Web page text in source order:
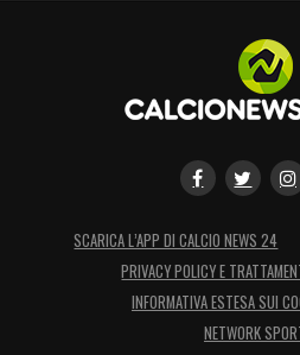
SCARICA L’APP DI CALCIO NEWS 24
PRIVACY POLICY E
INFORMATIVA ESTESA SUI
NETWORK